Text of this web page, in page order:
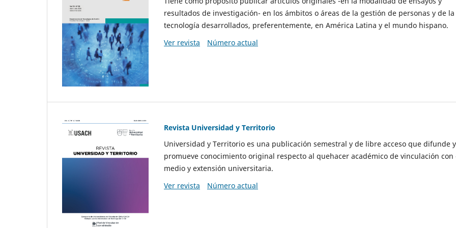
resultados de investigación- en los ámbitos o áreas de la gestión de personas y de la
tecnología desarrollados, preferentemente, en América Latina y el mundo hispano.
Ver revista
Número actual
Revista Universidad y Territorio
Universidad y Territorio es una publicación semestral y de libre acceso que difunde y
promueve conocimiento original respecto al quehacer académico de vinculación con
medio y extensión universitaria.
Ver revista
Número actual